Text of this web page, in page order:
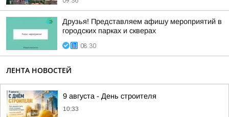
Друзья! Представляем афишу мероприятий в
городских парках и скверах
08:30
ЛЕНТА НОВОСТЕЙ
9 августа - День строителя
10:33